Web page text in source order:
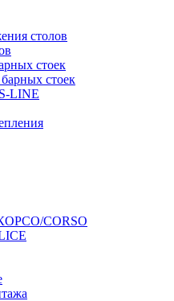
столов
стоек
стоек
LINE
CORSO